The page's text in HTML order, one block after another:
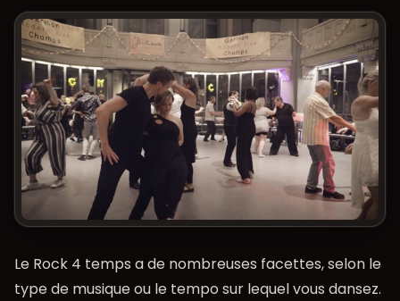
Le Rock 4 temps a de nombreuses facettes, selon le
type de musique ou le tempo sur lequel vous dansez.